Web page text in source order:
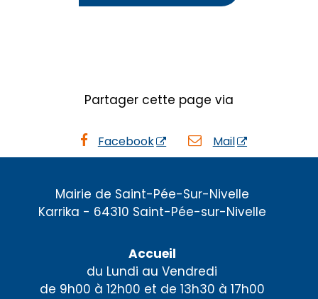
Partager cette page via
Facebook Mail
Mairie de Saint-Pée-Sur-Nivelle
Karrika - 64310 Saint-Pée-sur-Nivelle
Accueil
du Lundi au Vendredi
de 9h00 à 12h00 et de 13h30 à 17h00